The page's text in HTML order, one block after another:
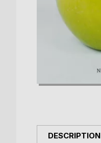
DESCRIPTION